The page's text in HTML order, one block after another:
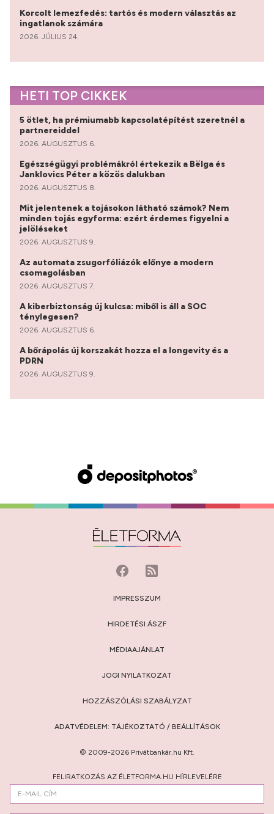
Korcolt lemezfedés: tartós és modern választás az
ingatlanok számára
2026. JÚLIUS 24.
HETI TOP CIKKEK
5 ötlet, ha prémiumabb kapcsolatépítést szeretnél a
partnereiddel
2026. AUGUSZTUS 6.
Egészségügyi problémákról értekezik a Bëlga és
Janklovics Péter a közös dalukban
2026. AUGUSZTUS 8.
Mit jelentenek a tojásokon látható számok? Nem
minden tojás egyforma: ezért érdemes figyelni a
jelöléseket
2026. AUGUSZTUS 9.
Az automata zsugorfóliázók előnye a modern
csomagolásban
2026. AUGUSZTUS 7.
A kiberbiztonság új kulcsa: miből is áll a SOC
ténylegesen?
2026. AUGUSZTUS 6.
A bőrápolás új korszakát hozza el a longevity és a
PDRN
2026. AUGUSZTUS 9.
IMPRESSZUM
HIRDETÉSI ÁSZF
MÉDIAAJÁNLAT
JOGI NYILATKOZAT
HOZZÁSZÓLÁSI SZABÁLYZAT
ADATVÉDELEM: TÁJÉKOZTATÓ / BEÁLLÍTÁSOK
© 2009-2026 Privátbankár.hu Kft.
FELIRATKOZÁS AZ ÉLETFORMA.HU HÍRLEVELÉRE